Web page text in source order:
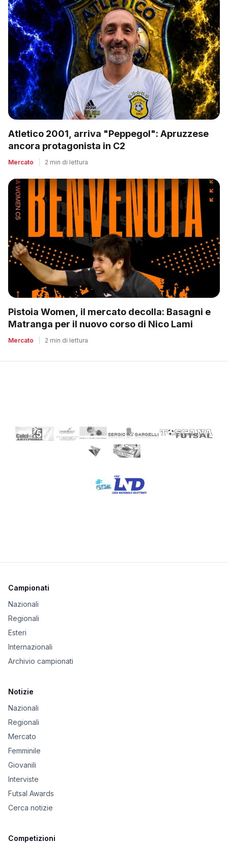
Atletico 2001, arriva "Peppegol": Apruzzese
ancora protagonista in C2
Mercato 2 min di lettura
Pistoia Women, il mercato decolla: Basagni e
Matranga per il nuovo corso di Nico Lami
Mercato 2 min di lettura
Campionati
Nazionali
Regionali
Esteri
Internazionali
Archivio campionati
Notizie
Nazionali
Regionali
Mercato
Femminile
Giovanili
Interviste
Futsal Awards
Cerca notizie
Competizioni